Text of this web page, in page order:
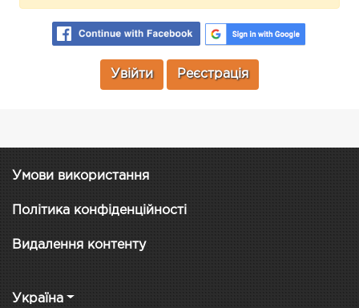
Увійти Реєстрація
Умови використання
Політика конфіденційності
Видалення контенту
Україна